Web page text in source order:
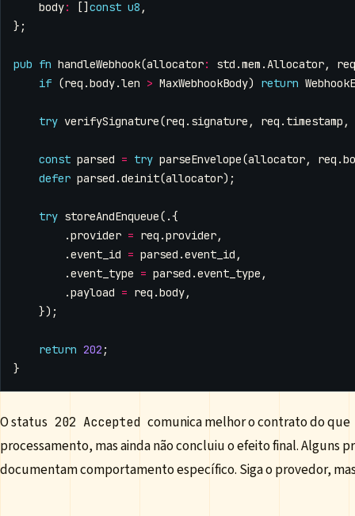
body: [] const u8 ,
};
pub fn handleWebhook(allocator: std .mem .Allocator,
req
if (req .body.len > MaxWebhookBody) return
try verifySignature(req . signature , req . timestamp ,
const parsed = try parseEnvelope(allocator, req .
defer parsed .deinit(allocator);
try storeAndEnqueue(.{
.provider = req .provider,
.event_id = parsed .event_id ,
.event_type = parsed .event_type ,
.payload = req .body,
});
return 202 ;
}
O status 202 Accepted comunica melhor o contrato do que
processamento, mas ainda não concluiu o efeito final. Alguns
documentam comportamento específico. Siga o provedor,